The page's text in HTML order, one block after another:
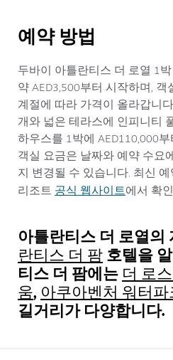
예약 방법
두바이 아틀란티스 더 로열 1
약 AED3,500부터 시작하며,
계절에 따라 가격이 올라갑니
개와 넓은 테라스에 인피니티
하우스를 1박에 AED110,000
객실 요금은 날짜와 예약 수요
지 변경될 수 있습니다. 최신
리조트 공식 웹사이트에서 확
아틀란티스 더 로열의
란티스 더 팜호텔을
티스 더 팜에는더 로
움,아쿠아벤처 워터
길거리가 다양합니다.